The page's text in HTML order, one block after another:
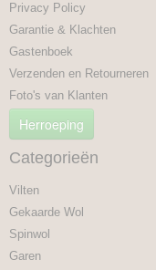
Privacy Policy
Garantie & Klachten
Gastenboek
Verzenden en Retourneren
Foto's van Klanten
Herroeping
Categorieën
Vilten
Gekaarde Wol
Spinwol
Garen